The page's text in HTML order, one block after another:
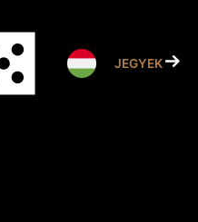
JEGYEK